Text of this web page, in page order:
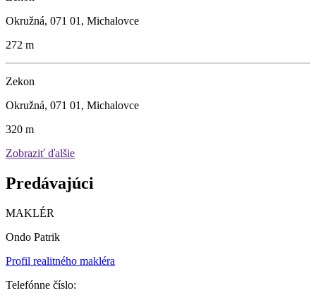
Okružná, 071 01, Michalovce
272 m
Zekon
Okružná, 071 01, Michalovce
320 m
Zobraziť ďalšie
Predávajúci
MAKLÉR
Ondo Patrik
Profil realitného makléra
Telefónne číslo: